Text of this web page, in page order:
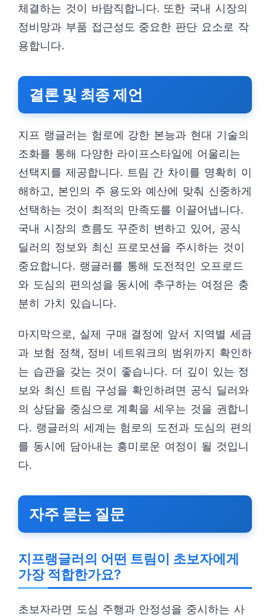
체결하는 것이 바람직합니다. 또한 국내 시장의
정비망과 부품 접근성도 중요한 판단 요소로 작
용합니다.
결론 및 최종 제언
지프 랭글러는 험로에 강한 본능과 현대 기술의
조화를 통해 다양한 라이프스타일에 어울리는
선택지를 제공합니다. 트림 간 차이를 명확히 이
해하고, 본인의 주 용도와 예산에 맞춰 신중하게
선택하는 것이 최적의 만족도를 이끌어냅니다.
국내 시장의 흐름도 꾸준히 변하고 있어, 공식
딜러의 정보와 최신 프로모션을 주시하는 것이
중요합니다. 랭글러를 통해 도전적인 오프로드
와 도심의 편의성을 동시에 추구하는 여정은 충
분히 가치 있습니다.
마지막으로, 실제 구매 결정에 앞서 지역별 세금
과 보험 정책, 정비 네트워크의 범위까지 확인하
는 습관을 갖는 것이 좋습니다. 더 깊이 있는 정
보와 최신 트림 구성을 확인하려면 공식 딜러와
의 상담을 중심으로 계획을 세우는 것을 권합니
다. 랭글러의 세계는 험로의 도전과 도심의 편의
를 동시에 담아내는 흥미로운 여정이 될 것입니
다.
자주 묻는 질문
지프랭글러의 어떤 트림이 초보자에게
가장 적합한가요?
초보자라면 도심 주행과 안정성을 중시하는 사